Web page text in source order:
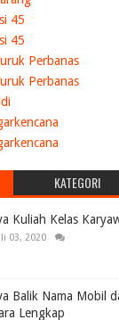
45
45
Perbanas
Perbanas
KATEGORI
Kuliah Kelas
03, 2020
Balik Nama Mobil
Lengkap